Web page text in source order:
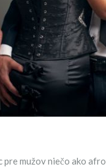
pre mužov niečo ako